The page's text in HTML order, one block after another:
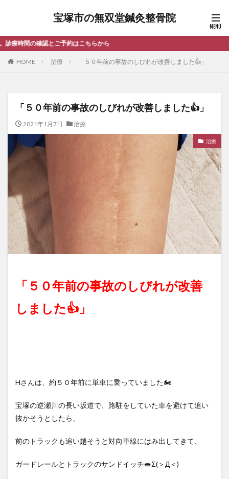
宝塚市の無双堂鍼灸整骨院
から
HOME 治療 「５０年前の事故のしびれが改善しました👍」
「５０年前の事故のしびれが改善しました👍」
2021年1月7日 治療
治療
「５０年前の事故のしびれが改善
しました👍」
Hさんは、約５０年前に単車に乗っていました🏍️
宝塚の逆瀬川の長い坂道で、路駐をしていた車を避けて追い
抜かそうとしたら、
前のトラックも追い越そうと対向車線にはみ出してきて、
ガードレールとトラックのサンドイッチ🥪Σ(＞Д＜)